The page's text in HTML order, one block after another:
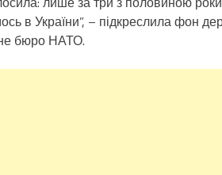
в України”, – підкреслила фон
бюро НАТО.